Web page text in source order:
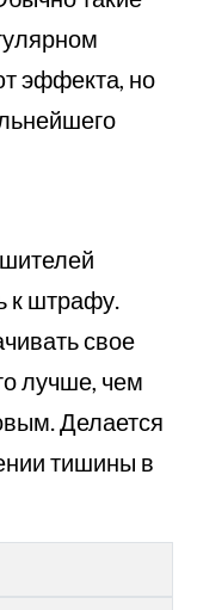
эффекта, но
к штрафу.
свое
лучше, чем
Делается
тишины в